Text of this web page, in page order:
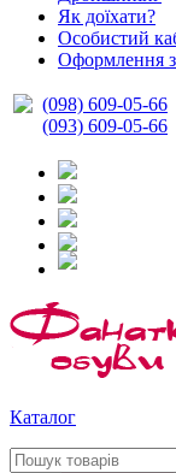
Як доїхати?
Особистий
Оформлення
(098) 609-05-66
(093) 609-05-66
Каталог